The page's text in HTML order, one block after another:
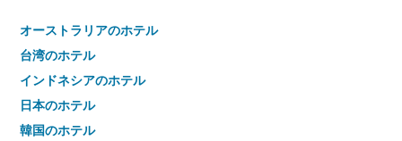
オーストラリアのホテル
台湾のホテル
インドネシアのホテル
日本のホテル
韓国のホテル